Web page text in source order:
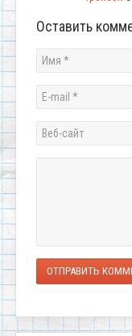
Оставить
ОТПРАВИТЬ